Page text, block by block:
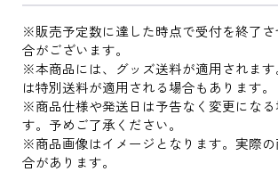
※販売予定数に達した時点で受付を終了
合がございます。
※本商品には、グッズ送料が適用されま
は特別送料が適用される場合もあります。
※商品仕様や発送日は予告なく変更になる
す。予めご了承ください。
※商品画像はイメージとなります。実際
合があります。